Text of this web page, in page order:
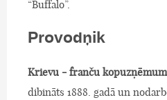
“Buffalo”.
Provodņik
Krievu - franču
dibināts 1888. gadā un